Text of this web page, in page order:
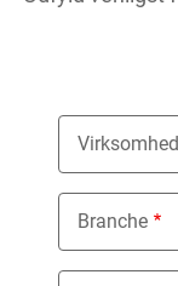
Branche
Nothing